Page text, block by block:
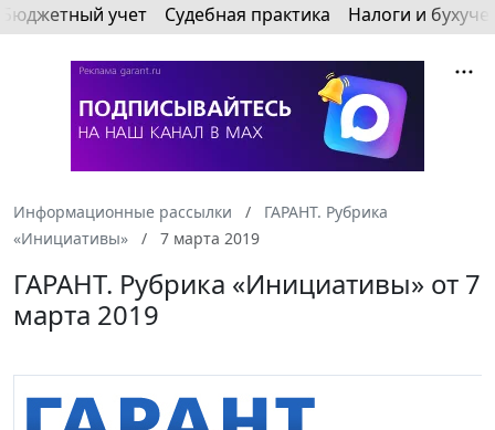
Бюджетный учет Судебная практика Налоги и
Информационные рассылки
ГАРАНТ. Рубрика
«Инициативы»
7 марта 2019
ГАРАНТ. Рубрика «Инициативы» от 7
марта 2019